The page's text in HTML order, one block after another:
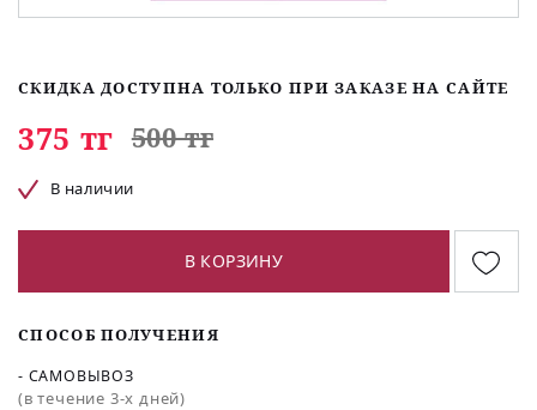
СКИДКА ДОСТУПНА ТОЛЬКО ПРИ ЗАКАЗЕ НА САЙТЕ
375 тг 500 тг
В наличии
В КОРЗИНУ
СПОСОБ ПОЛУЧЕНИЯ
- САМОВЫВОЗ
(в течение 3-х дней)